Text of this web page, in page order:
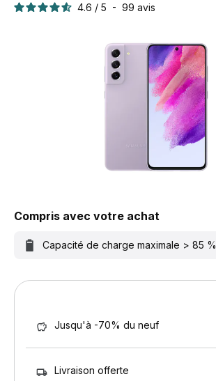
4.6 / 5 - 99 avis
Compris avec votre achat
Capacité de charge maximale > 85 %
Jusqu'à -70% du neuf
Livraison offerte